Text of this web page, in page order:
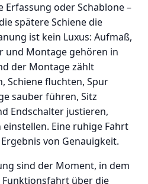
Erfassung oder Schablone –
spätere Schiene die
ist kein Luxus: Aufmaß,
und Montage gehören in
der Montage zählt
Schiene fluchten, Spur
sauber führen, Sitz
Endschalter justieren,
Eine ruhige Fahrt
von Genauigkeit.
sind der Moment, in dem
Funktionsfahrt über die